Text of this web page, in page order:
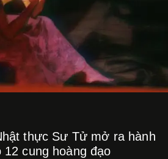
thực Sư Tử mở ra hành
cung hoàng đạo